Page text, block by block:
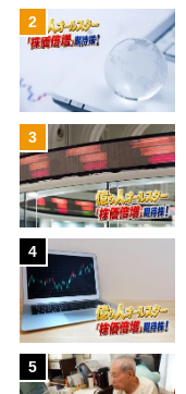
2
3
4
5